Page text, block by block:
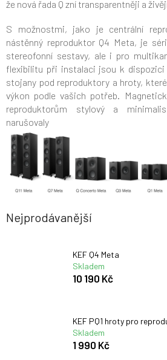
že nová řada Q zní transparentněji a
S možnostmi, jako je centrální
nástěnný reproduktor Q4 Meta, je
stereofonní sestavy, ale i pro
flexibilitu při instalaci jsou k dispozici
stojany pod reproduktory a hroty,
výkon podle vašich potřeb.
reproduktorům stylový a
narušovaly
Nejprodávanější
KEF Q4 Meta
Skladem
10 190 Kč
KEF PQ1 hroty pro
Skladem
1 990 Kč